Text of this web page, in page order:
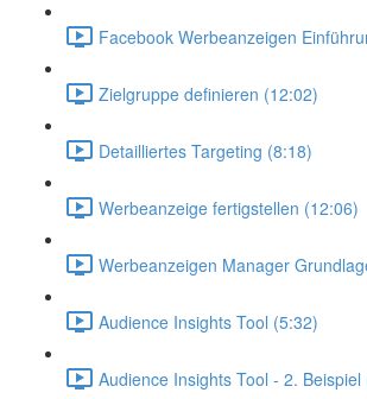
Facebook Werbeanzeigen
Zielgruppe definieren (12:02)
Detailliertes Targeting (8:18)
Werbeanzeige fertigstellen (12:06)
Werbeanzeigen Manager
Audience Insights Tool (5:32)
Audience Insights Tool - 2. Beispiel